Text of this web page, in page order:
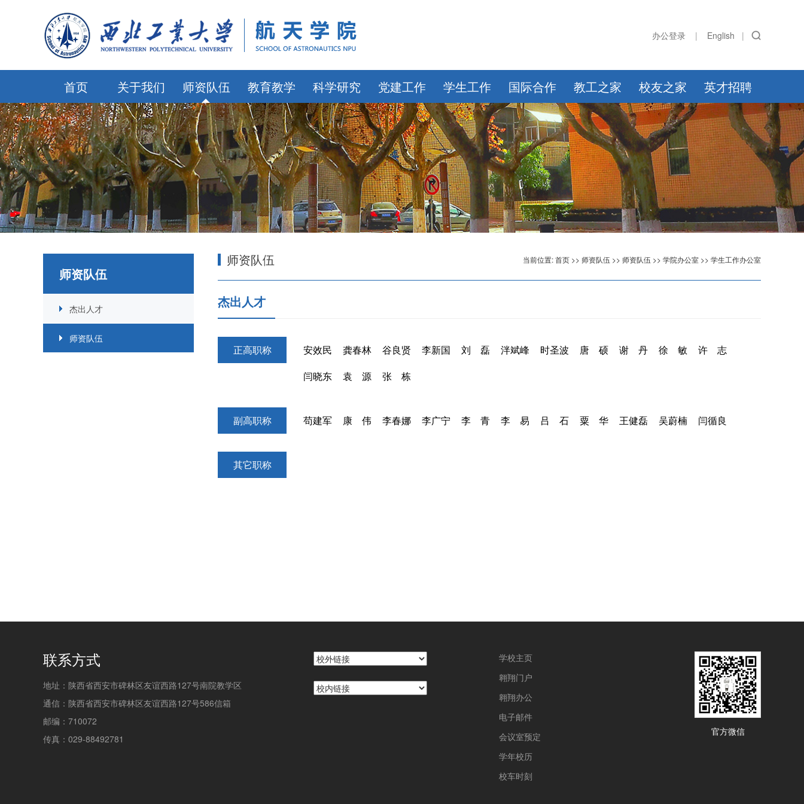
办公登录 | English |
首页 关于我们 师资队伍 教育教学 科学研究 党建工作 学生工作 国际合作 教工之家 校友之家 英才招聘
师资队伍
杰出人才
师资队伍
师资队伍 当前位置:首页 >> 师资队伍 >> 师资队伍 >> 学院办公室 >> 学生工作办公室
杰出人才
正高职称 安效民 龚春林 谷良贤 李新国 刘 磊 泮斌峰 时圣波 唐 硕 谢 丹 徐 敏
许 志
闫晓东
袁 源 张 栋
副高职称 苟建军 康 伟 李春娜 李广宁 李 青 李 易 吕 石 粟 华 王健磊 吴蔚楠 闫循良
其它职称
联系方式
地址：陕西省西安市碑林区友谊西路127号南院教学区
通信：陕西省西安市碑林区友谊西路127号586信箱
邮编：710072
传真：029-88492781
官方微信
学校主页
翱翔门户
翱翔办公
电子邮件
会议室预定
学年校历
校车时刻